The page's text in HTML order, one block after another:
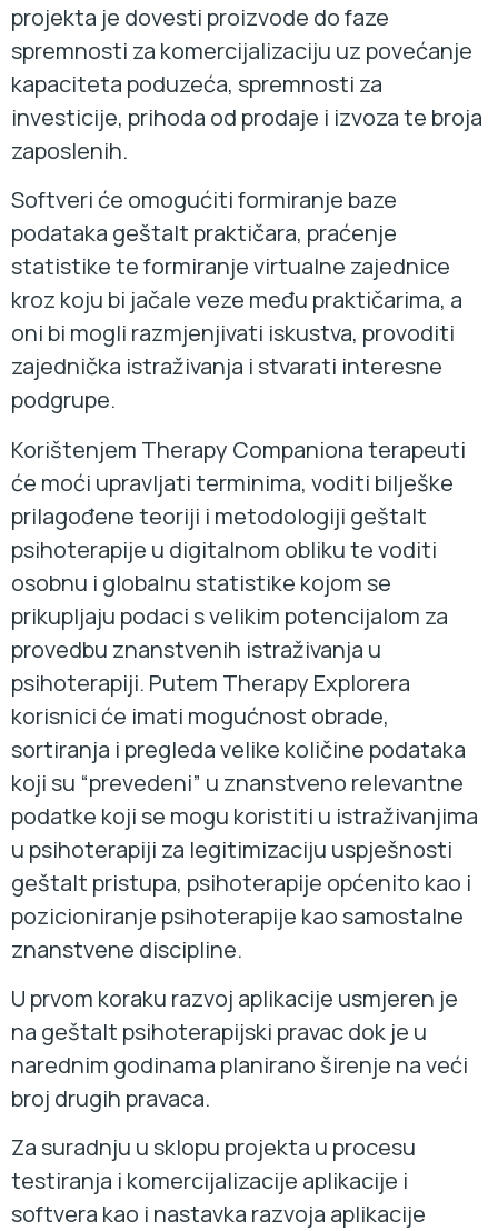
projekta je dovesti proizvode do faze
spremnosti za komercijalizaciju uz povećanje
kapaciteta poduzeća, spremnosti za
investicije, prihoda od prodaje i izvoza te broja
zaposlenih.
Softveri će omogućiti formiranje baze
podataka geštalt praktičara, praćenje
statistike te formiranje virtualne zajednice
kroz koju bi jačale veze među praktičarima, a
oni bi mogli razmjenjivati iskustva, provoditi
zajednička istraživanja i stvarati interesne
podgrupe.
Korištenjem Therapy Companiona terapeuti
će moći upravljati terminima, voditi bilješke
prilagođene teoriji i metodologiji geštalt
psihoterapije u digitalnom obliku te voditi
osobnu i globalnu statistike kojom se
prikupljaju podaci s velikim potencijalom za
provedbu znanstvenih istraživanja u
psihoterapiji. Putem Therapy Explorera
korisnici će imati mogućnost obrade,
sortiranja i pregleda velike količine podataka
koji su “prevedeni” u znanstveno relevantne
podatke koji se mogu koristiti u istraživanjima
u psihoterapiji za legitimizaciju uspješnosti
geštalt pristupa, psihoterapije općenito kao i
pozicioniranje psihoterapije kao samostalne
znanstvene discipline.
U prvom koraku razvoj aplikacije usmjeren je
na geštalt psihoterapijski pravac dok je u
narednim godinama planirano širenje na veći
broj drugih pravaca.
Za suradnju u sklopu projekta u procesu
testiranja i komercijalizacije aplikacije i
softvera kao i nastavka razvoja aplikacije